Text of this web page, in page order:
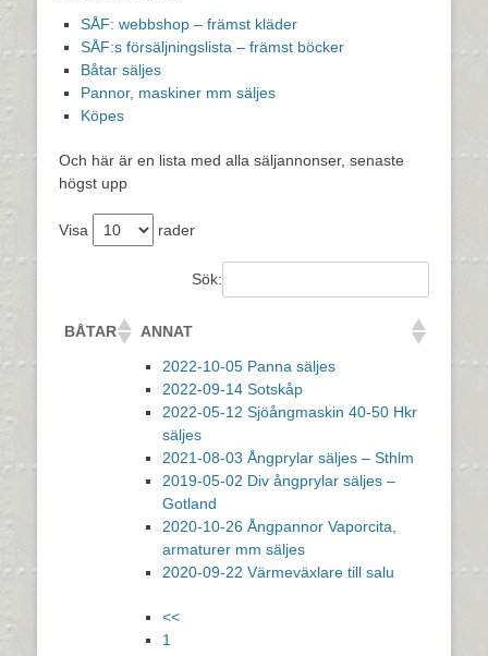
SÅF: webbshop – främst kläder
SÅF:s försäljningslista – främst böcker
Båtar säljes
Pannor, maskiner mm säljes
Köpes
Och här är en lista med alla säljannonser, senaste
högst upp
Visa rader
Sök:
BÅTAR ANNAT
2022-10-05 Panna säljes
2022-09-14 Sotskåp
2022-05-12 Sjöångmaskin 40-50 Hkr
säljes
2021-08-03 Ångprylar säljes – Sthlm
2019-05-02 Div ångprylar säljes –
Gotland
2020-10-26 Ångpannor Vaporcita,
armaturer mm säljes
2020-09-22 Värmeväxlare till salu
<<
1